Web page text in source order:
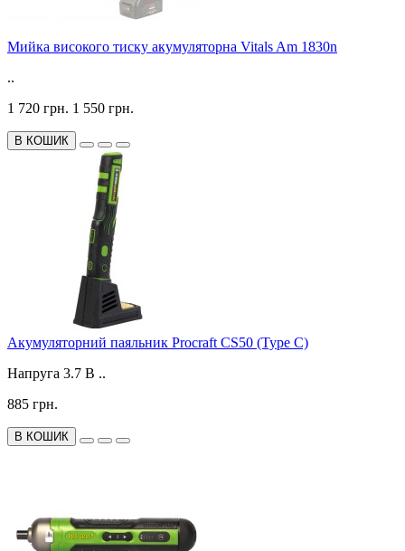
Мийка високого тиску акумуляторна Vitals Am 1830n
..
1 720 грн. 1 550 грн.
В КОШИК
Акумуляторний паяльник Procraft CS50 (Type C)
Напруга 3.7 В ..
885 грн.
В КОШИК